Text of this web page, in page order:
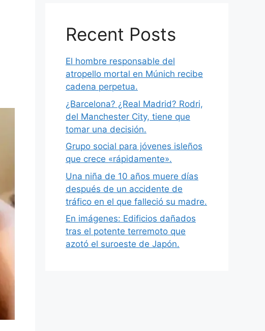
Recent Posts
El hombre responsable del
atropello mortal en Múnich recibe
cadena perpetua.
¿Barcelona? ¿Real Madrid? Rodri,
del Manchester City, tiene que
tomar una decisión.
Grupo social para jóvenes isleños
que crece «rápidamente».
Una niña de 10 años muere días
después de un accidente de
tráfico en el que falleció su madre.
En imágenes: Edificios dañados
tras el potente terremoto que
azotó el suroeste de Japón.